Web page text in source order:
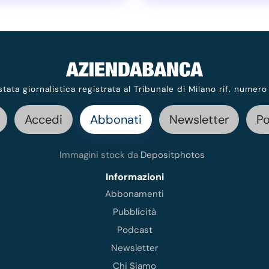
giornalistica registrata al Tribunale di Milano rif.
Accedi Abbonati Newsletter
Immagini stock da Depositphotos
Informazioni
Abbonamenti
Pubblicità
Podcast
Newsletter
Chi Siamo